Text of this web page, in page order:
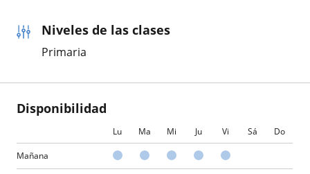
Niveles de las clases
Primaria
Disponibilidad
Lu Ma Mi Ju Vi Sá Do
Mañana